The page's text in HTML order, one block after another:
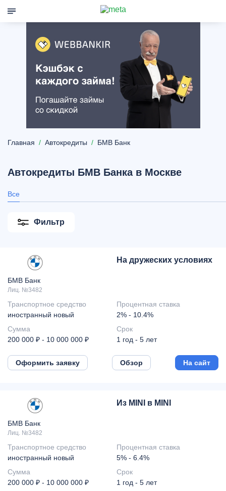
Главная Автокредиты БМВ Банк
Автокредиты БМВ Банка в Москве
Все
Фильтр
БМВ Банк
Лиц. №3482
На дружеских условиях
Транспортное средство
иностранный новый
Процентная ставка
2% - 10.4%
Сумма
200 000 ₽ - 10 000 000 ₽
Срок
1 год - 5 лет
Оформить заявку Обзор На сайт
БМВ Банк
Лиц. №3482
Из MINI в MINI
Транспортное средство
иностранный новый
Процентная ставка
5% - 6.4%
Сумма
200 000 ₽ - 10 000 000 ₽
Срок
1 год - 5 лет